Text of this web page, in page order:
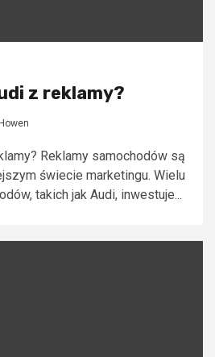
z reklamy?
Reklamy samochodów są
świecie marketingu. Wielu
takich jak Audi, inwestuje...